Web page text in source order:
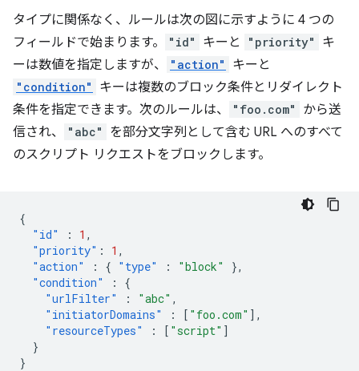
タイプに関係なく、ルールは次の図に示すように 4 つの
フィールドで始まります。
"id" キーと "priority"
キ
ーは数値を指定しますが、
"action" キーと
"condition"
キーは複数のブロック条件とリダイレクト
条件を指定できます。次のルールは、
"foo.com"
から送
信され、
"abc"
を部分文字列として含む URL へのすべて
のスクリプト リクエストをブロックします。
{
"id"
: 1 ,
"priority" : 1 ,
"action"
: { "type" : "block"
},
"condition"
:
{
"urlFilter"
: "abc" ,
"initiatorDomains"
: [ "foo.com" ],
"resourceTypes"
: [ "script" ]
}
}